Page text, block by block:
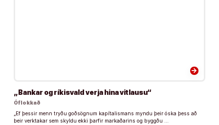
arrow_forward
„Bankar og ríkisvald verja hina vitlausu“
Óflokkað
„Ef þessir menn tryðu goðsögnum kapítalismans myndu þeir óska þess að
þeir verktakar sem skyldu ekki þarfir markaðarins og byggðu …